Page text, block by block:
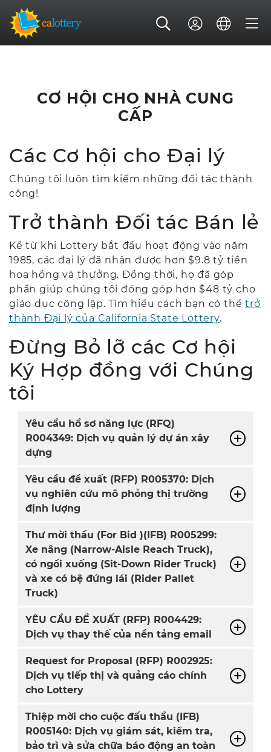
CƠ HỘI CHO NHÀ CUNG
CẤP
Các Cơ hội cho Đại lý
Chúng tôi luôn tìm kiếm những đối tác thành
công!
Trở thành Đối tác Bán lẻ
Kể từ khi Lottery bắt đầu hoạt động vào năm
1985, các đại lý đã nhận được hơn $9.8 tỷ tiền
hoa hồng và thưởng. Đồng thời, họ đã góp
phần giúp chúng tôi đóng góp hơn $48 tỷ cho
giáo dục công lập. Tìm hiểu cách bạn có thểtrở
thành Đại lý của California State Lottery.
Đừng Bỏ lỡ các Cơ hội
Ký Hợp đồng với Chúng
tôi
Yêu cầu hồ sơ năng lực (RFQ)
R004349: Dịch vụ quản lý dự án xây
dựng
Yêu cầu đề xuất (RFP) R005370: Dịch
vụ nghiên cứu mô phỏng thị trường
định lượng
Thư mời thầu (For Bid )(IFB) R005299:
Xe nâng (Narrow-Aisle Reach Truck),
có ngồi xuống (Sit-Down Rider Truck)
và xe có bệ đứng lái (Rider Pallet
Truck)
YÊU CẦU ĐỀ XUẤT (RFP) R004429:
Dịch vụ thay thế của nền tảng email
Request for Proposal (RFP) R002925:
Dịch vụ tiếp thị và quảng cáo chính
cho Lottery
Thiệp mời cho cuộc đấu thầu (IFB)
R005140: Dịch vụ giám sát, kiểm tra,
bảo trì và sửa chữa báo động an toàn